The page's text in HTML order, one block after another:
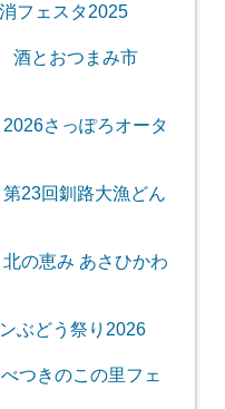
フェスタ2025
酒とおつまみ市
さっぽろオータ
23回釧路大漁どん
の恵み あさひかわ
ぶどう祭り2026
つきのこの里フェ